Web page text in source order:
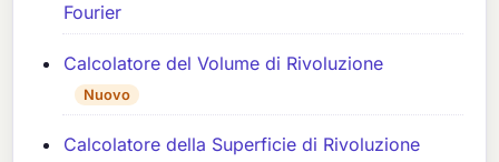
Fourier
Calcolatore del Volume di Rivoluzione
Nuovo
Calcolatore della Superficie di Rivoluzione